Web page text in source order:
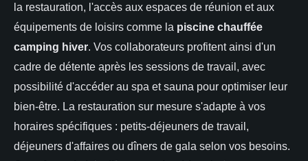
la restauration, l'accès aux espaces de réunion et aux
équipements de loisirs comme la piscine chauffée
camping hiver. Vos collaborateurs profitent ainsi d'un
cadre de détente après les sessions de travail, avec
possibilité d'accéder au spa et sauna pour optimiser leur
bien-être. La restauration sur mesure s'adapte à vos
horaires spécifiques : petits-déjeuners de travail,
déjeuners d'affaires ou dîners de gala selon vos besoins.